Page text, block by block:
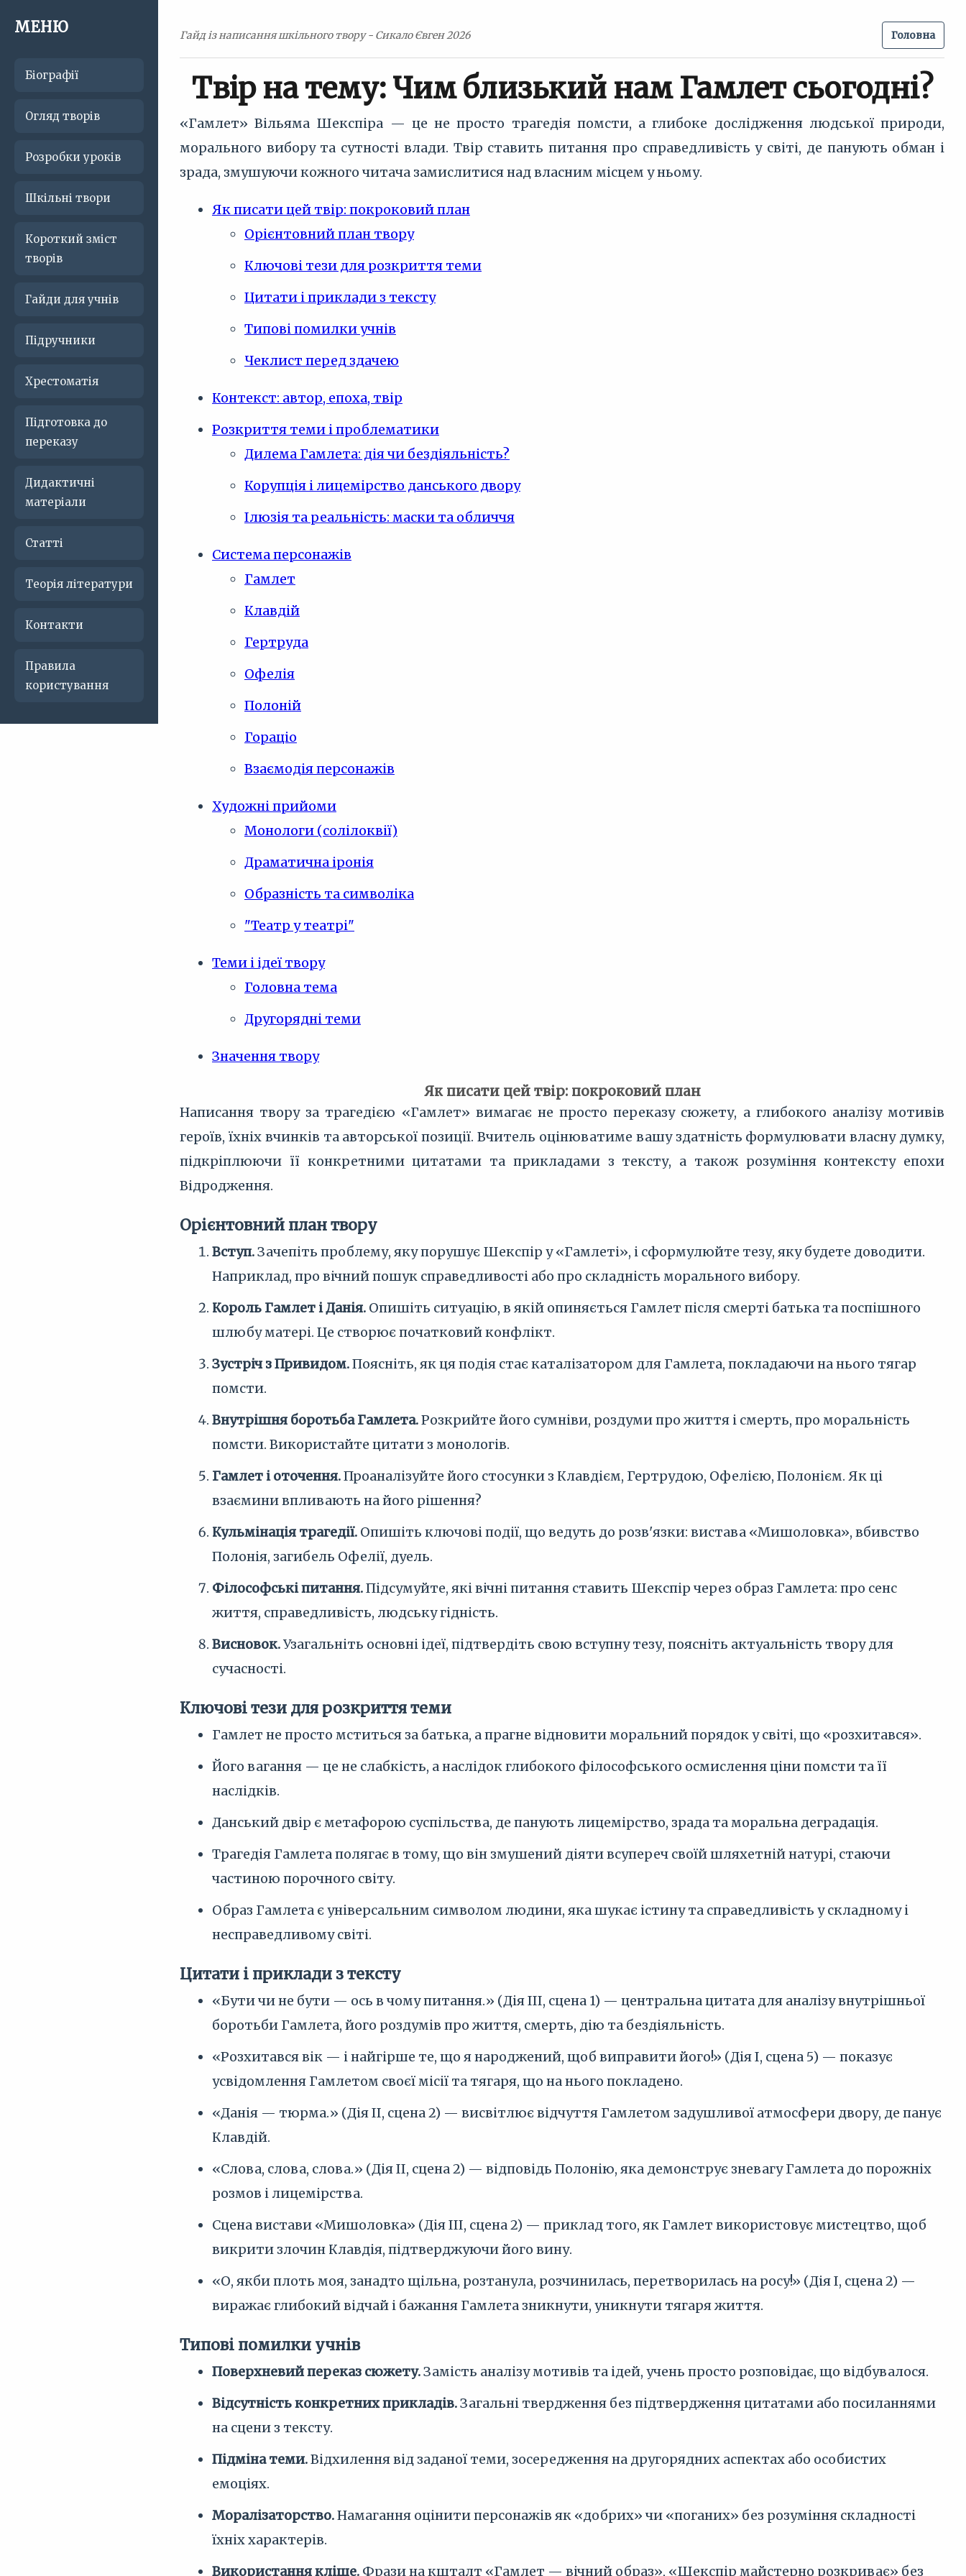
МЕНЮ
Біографії
Огляд творів
Розробки уроків
Шкільні твори
Короткий зміст
творів
Гайди для учнів
Підручники
Хрестоматія
Підготовка до
переказу
Дидактичні
матеріали
Статті
Теорія літератури
Контакти
Правила
користування
Гайд із написання шкільного твору - Сикало Євген 2026 Головна
Твір на тему: Чим близький нам Гамлет сьогодні?
«Гамлет» Вільяма Шекспіра — це не просто трагедія помсти, а глибоке дослідження людської природи,
морального вибору та сутності влади. Твір ставить питання про справедливість у світі, де панують обман і
зрада, змушуючи кожного читача замислитися над власним місцем у ньому.
Як писати цей твір: покроковий план
Орієнтовний план твору
Ключові тези для розкриття теми
Цитати і приклади з тексту
Типові помилки учнів
Чеклист перед здачею
Контекст: автор, епоха, твір
Розкриття теми і проблематики
Дилема Гамлета: дія чи бездіяльність?
Корупція і лицемірство данського двору
Ілюзія та реальність: маски та обличчя
Система персонажів
Гамлет
Клавдій
Гертруда
Офелія
Полоній
Гораціо
Взаємодія персонажів
Художні прийоми
Монологи (солілоквії)
Драматична іронія
Образність та символіка
"Театр у театрі"
Теми і ідеї твору
Головна тема
Другорядні теми
Значення твору
Як писати цей твір: покроковий план
Написання твору за трагедією «Гамлет» вимагає не просто переказу сюжету, а глибокого аналізу мотивів
героїв, їхніх вчинків та авторської позиції. Вчитель оцінюватиме вашу здатність формулювати власну думку,
підкріплюючи її конкретними цитатами та прикладами з тексту, а також розуміння контексту епохи
Відродження.
Орієнтовний план твору
Вступ.Зачепіть проблему, яку порушує Шекспір у «Гамлеті», і сформулюйте тезу, яку будете доводити.
Наприклад, про вічний пошук справедливості або про складність морального вибору.
Король Гамлет і Данія. Опишіть ситуацію, в якій опиняється Гамлет після смерті батька та поспішного
шлюбу матері. Це створює початковий конфлікт.
Зустріч з Привидом.Поясніть, як ця подія стає каталізатором для Гамлета, покладаючи на нього тягар
помсти.
Внутрішня боротьба Гамлета.Розкрийте його сумніви, роздуми про життя і смерть, про моральність
помсти. Використайте цитати з монологів.
Гамлет і оточення.Проаналізуйте його стосунки з Клавдієм, Гертрудою, Офелією, Полонієм. Як ці
взаємини впливають на його рішення?
Кульмінація трагедії. Опишіть ключові події, що ведуть до розв'язки: вистава «Мишоловка», вбивство
Полонія, загибель Офелії, дуель.
Філософські питання.Підсумуйте, які вічні питання ставить Шекспір через образ Гамлета: про сенс
життя, справедливість, людську гідність.
Висновок.Узагальніть основні ідеї, підтвердіть свою вступну тезу, поясніть актуальність твору для
сучасності.
Ключові тези для розкриття теми
Гамлет не просто мститься за батька, а прагне відновити моральний порядок у світі, що «розхитався».
Його вагання — це не слабкість, а наслідок глибокого філософського осмислення ціни помсти та її
наслідків.
Данський двір є метафорою суспільства, де панують лицемірство, зрада та моральна деградація.
Трагедія Гамлета полягає в тому, що він змушений діяти всупереч своїй шляхетній натурі, стаючи
частиною порочного світу.
Образ Гамлета є універсальним символом людини, яка шукає істину та справедливість у складному і
несправедливому світі.
Цитати і приклади з тексту
«Бути чи не бути — ось в чому питання.» (Дія III, сцена 1) — центральна цитата для аналізу внутрішньої
боротьби Гамлета, його роздумів про життя, смерть, дію та бездіяльність.
«Розхитався вік — і найгірше те, що я народжений, щоб виправити його!» (Дія I, сцена 5) — показує
усвідомлення Гамлетом своєї місії та тягаря, що на нього покладено.
«Данія — тюрма.» (Дія II, сцена 2) — висвітлює відчуття Гамлетом задушливої атмосфери двору, де панує
Клавдій.
«Слова, слова, слова.» (Дія II, сцена 2) — відповідь Полонію, яка демонструє зневагу Гамлета до порожніх
розмов і лицемірства.
Сцена вистави «Мишоловка» (Дія III, сцена 2) — приклад того, як Гамлет використовує мистецтво, щоб
викрити злочин Клавдія, підтверджуючи його вину.
«О, якби плоть моя, занадто щільна, розтанула, розчинилась, перетворилась на росу!» (Дія I, сцена 2) —
виражає глибокий відчай і бажання Гамлета зникнути, уникнути тягаря життя.
Типові помилки учнів
Поверхневий переказ сюжету.Замість аналізу мотивів та ідей, учень просто розповідає, що відбувалося.
Відсутність конкретних прикладів.Загальні твердження без підтвердження цитатами або посиланнями
на сцени з тексту.
Підміна теми.Відхилення від заданої теми, зосередження на другорядних аспектах або особистих
емоціях.
Моралізаторство.Намагання оцінити персонажів як «добрих» чи «поганих» без розуміння складності
їхніх характерів.
Використання кліше. Фрази на кшталт «Гамлет — вічний образ», «Шекспір майстерно розкриває» без